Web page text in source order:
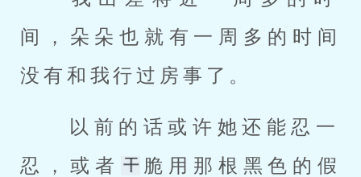
间，朵朵也就有一周多的时间
没有和我行过房事了。
忍，或者
脆用那根黑色的假